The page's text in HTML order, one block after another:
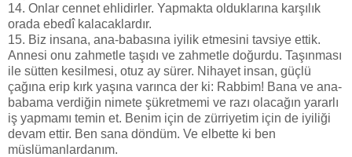
14. Onlar cennet ehlidirler. Yapmakta olduklarına karşılık
orada ebedî kalacaklardır.
15. Biz insana, ana-babasına iyilik etmesini tavsiye ettik.
Annesi onu zahmetle taşıdı ve zahmetle doğurdu. Taşınması
ile sütten kesilmesi, otuz ay sürer. Nihayet insan, güçlü
çağına erip kırk yaşına varınca der ki: Rabbim! Bana ve ana-
babama verdiğin nimete şükretmemi ve razı olacağın yararlı
iş yapmamı temin et. Benim için de zürriyetim için de iyiliği
devam ettir. Ben sana döndüm. Ve elbette ki ben
müslümanlardanım.